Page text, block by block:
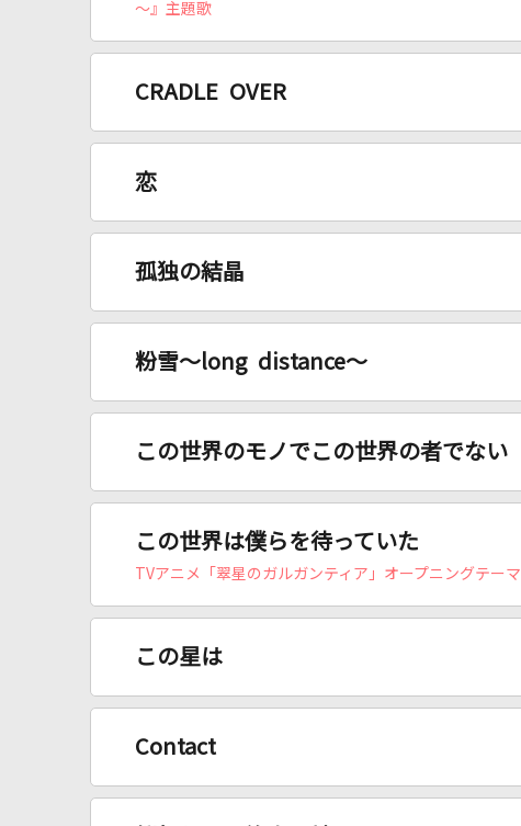
～』主題歌
CRADLE OVER
恋
孤独の結晶
粉雪～long distance～
この世界のモノでこの世界の者でない
この世界は僕らを待っていた
TVアニメ「翠星のガルガンティア」オープニングテーマ
この星は
Contact